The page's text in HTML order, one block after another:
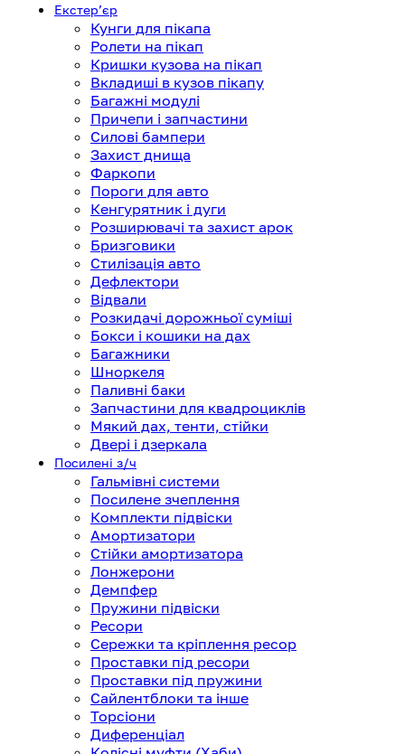
Екстерʼєр
Кунги для пікапа
Ролети на пікап
Кришки кузова на пікап
Вкладиші в кузов пікапу
Багажні модулі
Причепи і запчастини
Силові бампери
Захист днища
Фаркопи
Пороги для авто
Кенгурятник і дуги
Розширювачі та захист арок
Бризговики
Стилізація авто
Дефлектори
Відвали
Розкидачі дорожньої суміші
Бокси і кошики на дах
Багажники
Шноркеля
Паливні баки
Запчастини для квадроциклів
Мякий дах, тенти, стійки
Двері і дзеркала
Посилені з/ч
Гальмівні системи
Посилене зчеплення
Комплекти підвіски
Амортизатори
Стійки амортизатора
Лонжерони
Демпфер
Пружини підвіски
Ресори
Сережки та кріплення ресор
Проставки під ресори
Проставки під пружини
Сайлентблоки та інше
Торсіони
Диференціал